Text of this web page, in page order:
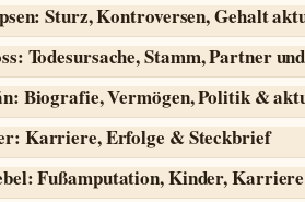
Sturz, Kontroversen, Gehalt
Todesursache, Stamm, Partner
Biografie, Vermögen, Politik &
Karriere, Erfolge & Steckbrief
Fußamputation, Kinder,